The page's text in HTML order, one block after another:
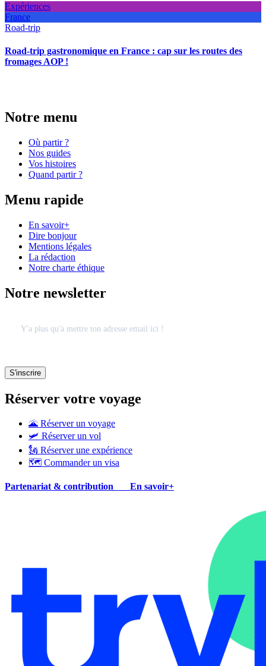
Expériences
France
Road-trip
Road-trip gastronomique en France : cap sur les routes des
fromages AOP !
Notre menu
Où partir ?
Nos guides
Vos histoires
Quand partir ?
Menu rapide
En savoir+
Dire bonjour
Mentions légales
La rédaction
Notre charte éthique
Notre newsletter
Réserver votre voyage
🌋 Réserver un voyage
🛩 Réserver un vol
🗽 Réserver une expérience
🗺 Commander un visa
Partenariat & contribution En savoir+